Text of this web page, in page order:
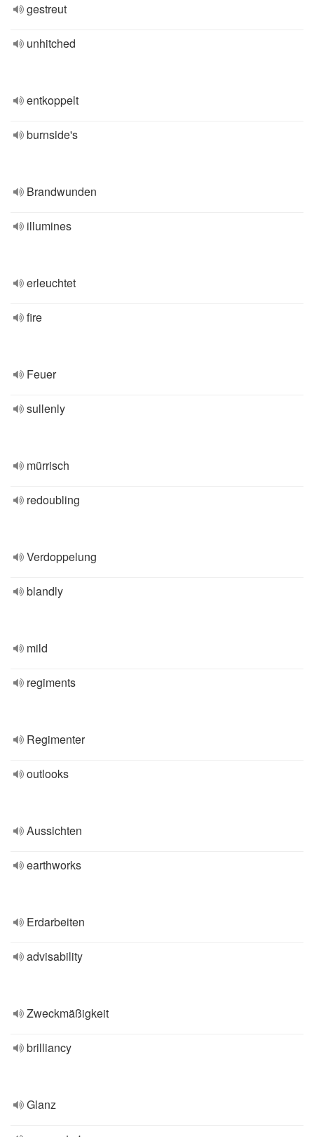
gestreut
unhitched
entkoppelt
burnside's
Brandwunden
illumines
erleuchtet
fire
Feuer
sullenly
mürrisch
redoubling
Verdoppelung
blandly
mild
regiments
Regimenter
outlooks
Aussichten
earthworks
Erdarbeiten
advisability
Zweckmäßigkeit
brilliancy
Glanz